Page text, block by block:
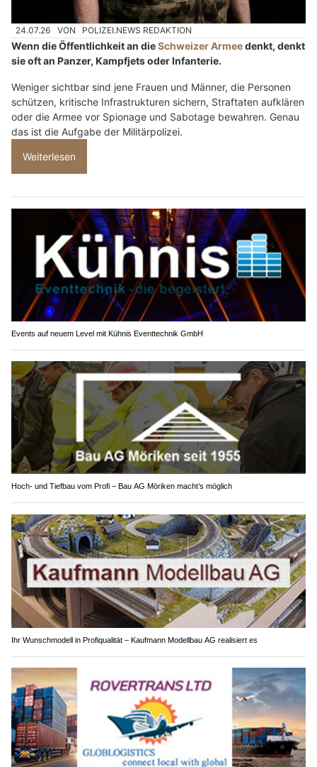
24.07.26 VON POLIZEI.NEWS REDAKTION
Wenn die Öffentlichkeit an dieSchweizer Armeedenkt, denkt
sie oft an Panzer, Kampfjets oder Infanterie.
Weniger sichtbar sind jene Frauen und Männer, die Personen
schützen, kritische Infrastrukturen sichern, Straftaten aufklären
oder die Armee vor Spionage und Sabotage bewahren. Genau
das ist die Aufgabe der Militärpolizei.
Weiterlesen
Events auf neuem Level mit Kühnis Eventtechnik GmbH
Hoch- und Tiefbau vom Profi – Bau AG Möriken macht’s möglich
Ihr Wunschmodell in Profiqualität – Kaufmann Modellbau AG realisiert es